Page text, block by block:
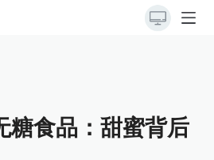
糖食品：甜蜜背后